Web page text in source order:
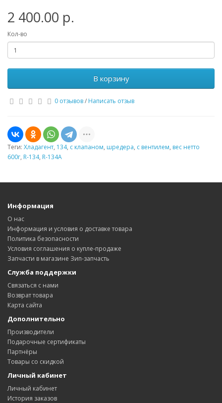
2 400.00 р.
Кол-во
В корзину
0 отзывов/ Написать отзыв
Теги: Хладагент, 134, с клапаном, шредера, с вентилем, вес нетто
600г, R-134, R-134A
Информация
О нас
Информация и условия о доставке товара
Политика безопасности
Условия соглашения о купле-продаже
Запчасти в магазине Зип-запчасть
Служба поддержки
Связаться с нами
Возврат товара
Карта сайта
Дополнительно
Производители
Подарочные сертификаты
Партнёры
Товары со скидкой
Личный кабинет
Личный кабинет
История заказов